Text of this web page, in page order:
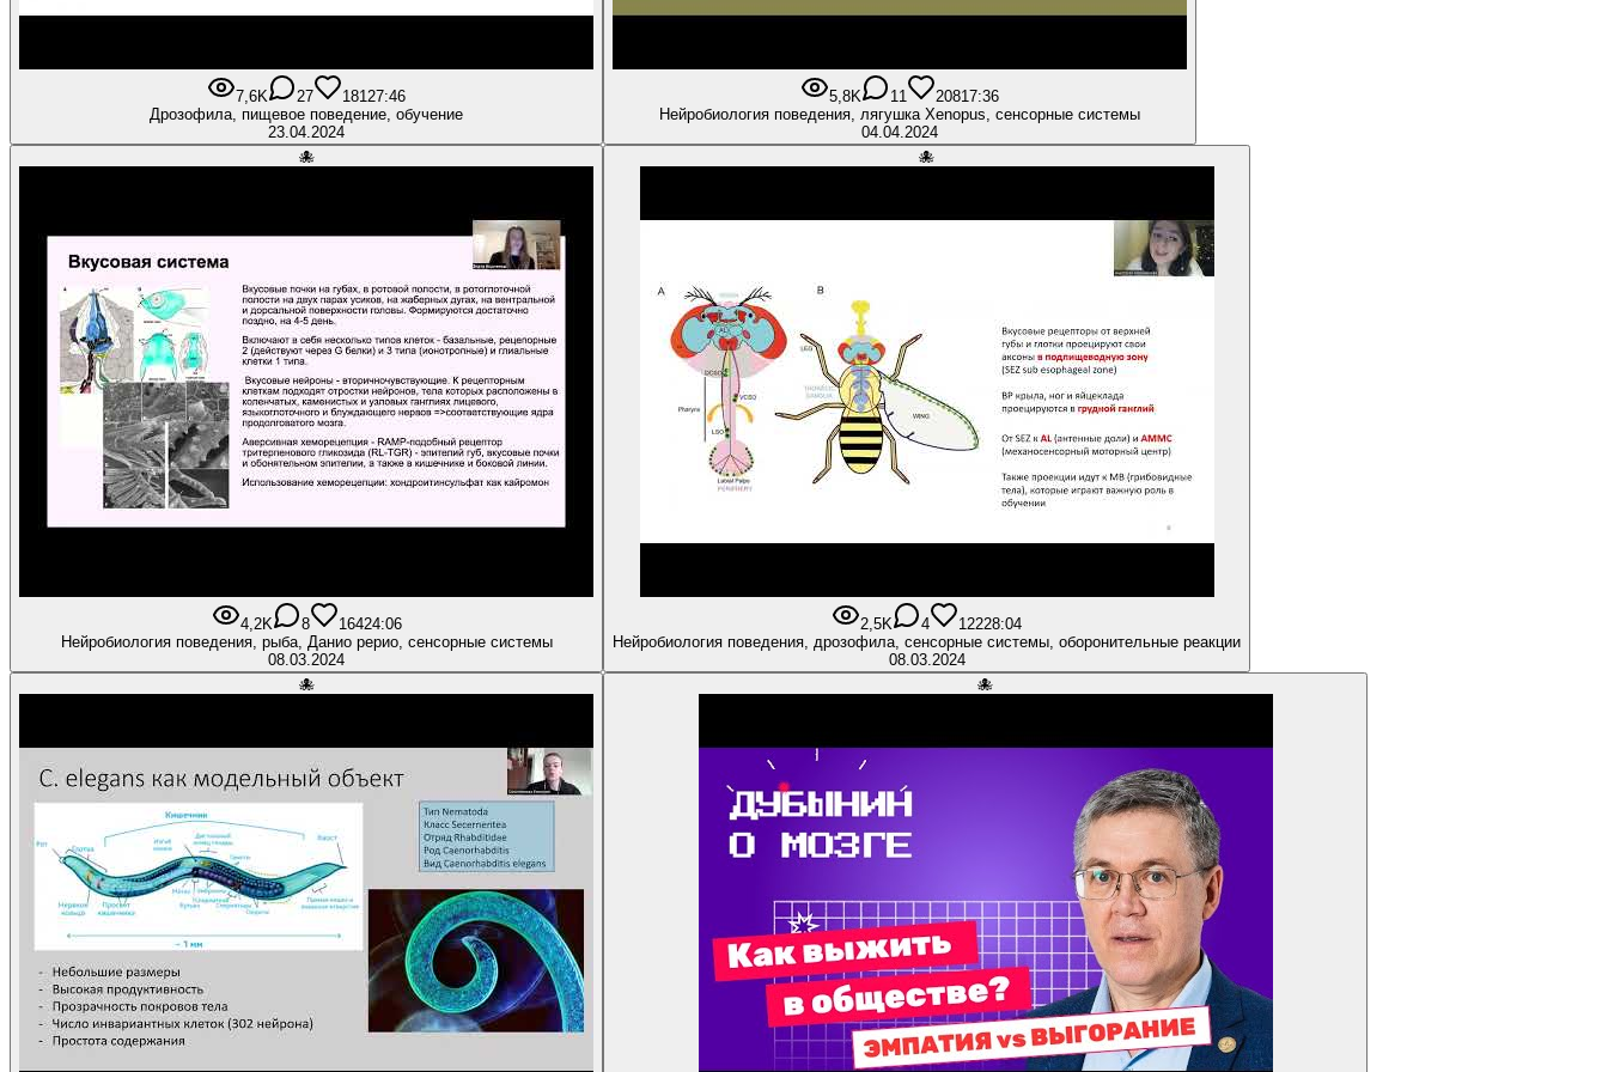
7,6K 27 181 27:46
Дрозофила, пищевое поведение, обучение
23.04.2024
5,8K 11 20817:36
Нейробиология поведения, лягушка Xenopus, сенсорные системы
04.04.2024
🐙
4,2K 8 16424:06
Нейробиология поведения, рыба, Данио рерио, сенсорные системы
08.03.2024
🐙
2,5K 4 12228:04
Нейробиология поведения, дрозофила, сенсорные системы, оборонительные реакции
08.03.2024
🐙
🐙